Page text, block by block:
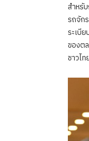
สำหรั
รถจัก
ระเบี
ของต
ชาวไ